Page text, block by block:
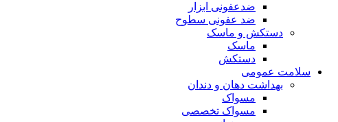
ضدعفونی ابزار
ضد عفونی سطوح
دستکش و ماسک
ماسک
دستکش
سلامت عمومی
بهداشت دهان و دندان
مسواک
مسواک تخصصی